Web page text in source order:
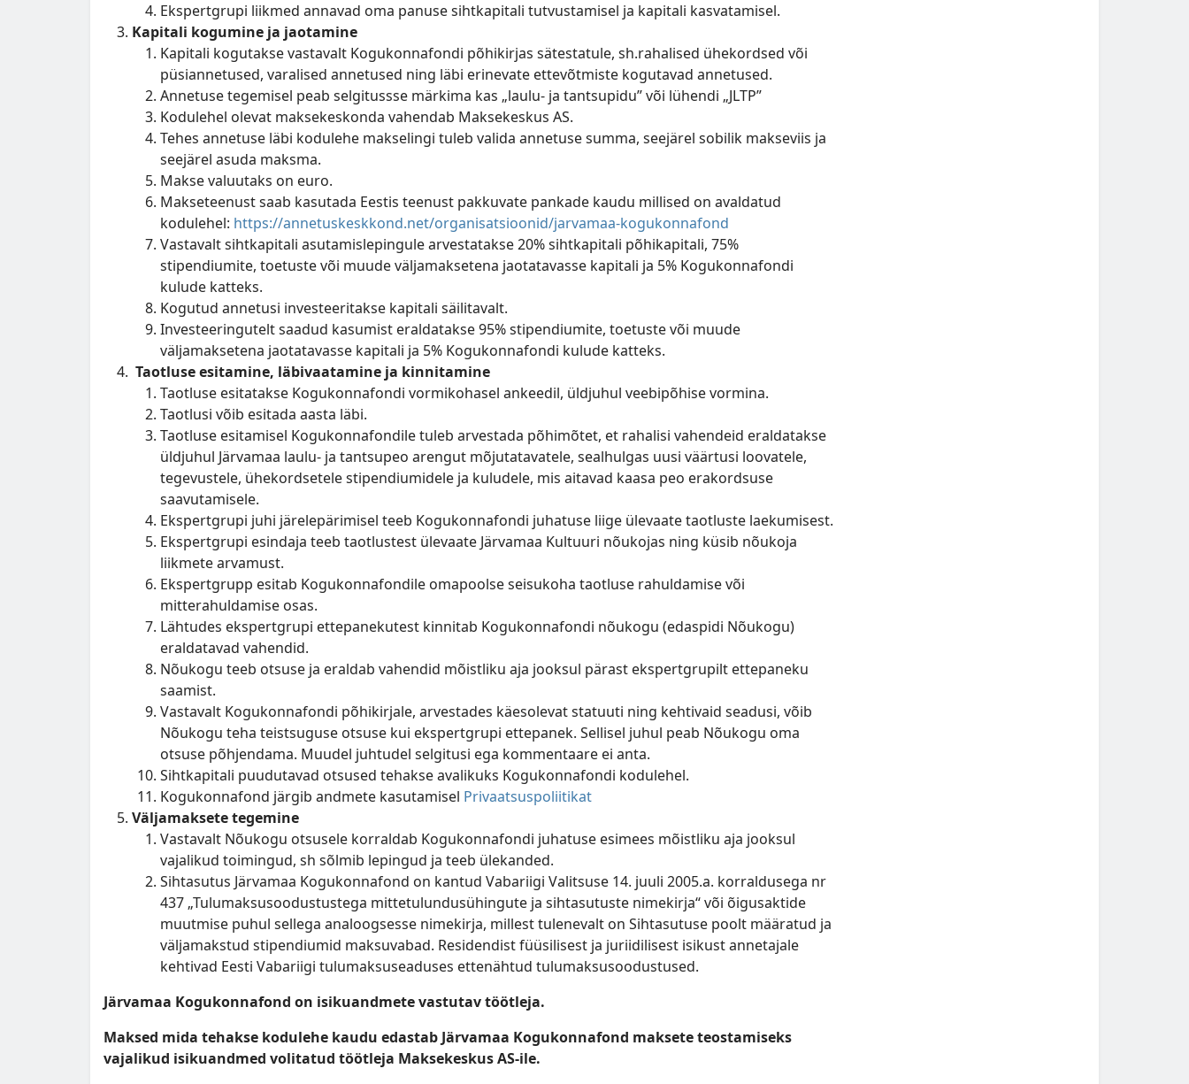
Ekspertgrupi liikmed annavad oma panuse sihtkapitali tutvustamisel ja kapitali kasvatamisel.
Kapitali kogumine ja jaotamine
Kapitali kogutakse vastavalt Kogukonnafondi põhikirjas sätestatule, sh.rahalised ühekordsed või
püsiannetused, varalised annetused ning läbi erinevate ettevõtmiste kogutavad annetused.
Annetuse tegemisel peab selgitussse märkima kas „laulu- ja tantsupidu” või lühendi „JLTP”
Kodulehel olevat maksekeskonda vahendab Maksekeskus AS.
Tehes annetuse läbi kodulehe makselingi tuleb valida annetuse summa, seejärel sobilik makseviis ja
seejärel asuda maksma.
Makse valuutaks on euro.
Makseteenust saab kasutada Eestis teenust pakkuvate pankade kaudu millised on avaldatud
kodulehel: https://annetuskeskkond.net/organisatsioonid/jarvamaa-kogukonnafond
Vastavalt sihtkapitali asutamislepingule arvestatakse 20% sihtkapitali põhikapitali, 75%
stipendiumite, toetuste või muude väljamaksetena jaotatavasse kapitali ja 5% Kogukonnafondi
kulude katteks.
Kogutud annetusi investeeritakse kapitali säilitavalt.
Investeeringutelt saadud kasumist eraldatakse 95% stipendiumite, toetuste või muude
väljamaksetena jaotatavasse kapitali ja 5% Kogukonnafondi kulude katteks.
Taotluse esitamine, läbivaatamine ja kinnitamine
Taotluse esitatakse Kogukonnafondi vormikohasel ankeedil, üldjuhul veebipõhise vormina.
Taotlusi võib esitada aasta läbi.
Taotluse esitamisel Kogukonnafondile tuleb arvestada põhimõtet, et rahalisi vahendeid eraldatakse
üldjuhul Järvamaa laulu- ja tantsupeo arengut mõjutatavatele, sealhulgas uusi väärtusi loovatele,
tegevustele, ühekordsetele stipendiumidele ja kuludele, mis aitavad kaasa peo erakordsuse
saavutamisele.
Ekspertgrupi juhi järelepärimisel teeb Kogukonnafondi juhatuse liige ülevaate taotluste laekumisest.
Ekspertgrupi esindaja teeb taotlustest ülevaate Järvamaa Kultuuri nõukojas ning küsib nõukoja
liikmete arvamust.
Ekspertgrupp esitab Kogukonnafondile omapoolse seisukoha taotluse rahuldamise või
mitterahuldamise osas.
Lähtudes ekspertgrupi ettepanekutest kinnitab Kogukonnafondi nõukogu (edaspidi Nõukogu)
eraldatavad vahendid.
Nõukogu teeb otsuse ja eraldab vahendid mõistliku aja jooksul pärast ekspertgrupilt ettepaneku
saamist.
Vastavalt Kogukonnafondi põhikirjale, arvestades käesolevat statuuti ning kehtivaid seadusi, võib
Nõukogu teha teistsuguse otsuse kui ekspertgrupi ettepanek. Sellisel juhul peab Nõukogu oma
otsuse põhjendama. Muudel juhtudel selgitusi ega kommentaare ei anta.
Sihtkapitali puudutavad otsused tehakse avalikuks Kogukonnafondi kodulehel.
Kogukonnafond järgib andmete kasutamisel Privaatsuspoliitikat
Väljamaksete tegemine
Vastavalt Nõukogu otsusele korraldab Kogukonnafondi juhatuse esimees mõistliku aja jooksul
vajalikud toimingud, sh sõlmib lepingud ja teeb ülekanded.
Sihtasutus Järvamaa Kogukonnafond on kantud Vabariigi Valitsuse 14. juuli 2005.a. korraldusega nr
437 „Tulumaksusoodustustega mittetulundusühingute ja sihtasutuste nimekirja“ või õigusaktide
muutmise puhul sellega analoogsesse nimekirja, millest tulenevalt on Sihtasutuse poolt määratud ja
väljamakstud stipendiumid maksuvabad. Residendist füüsilisest ja juriidilisest isikust annetajale
kehtivad Eesti Vabariigi tulumaksuseaduses ettenähtud tulumaksusoodustused.
Järvamaa Kogukonnafond on isikuandmete vastutav töötleja.
Maksed mida tehakse kodulehe kaudu edastab Järvamaa Kogukonnafond maksete teostamiseks
vajalikud isikuandmed volitatud töötleja Maksekeskus AS-ile.